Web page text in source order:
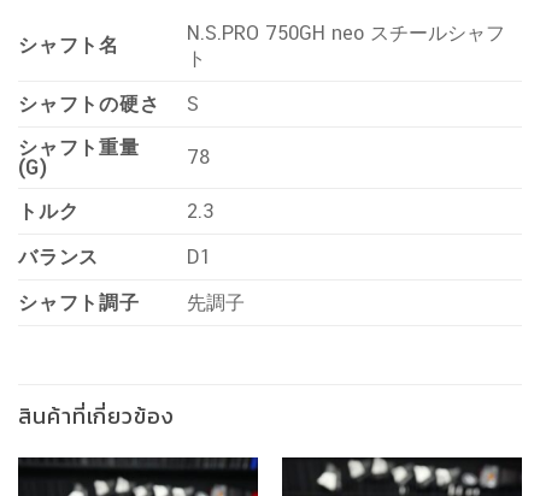
シャフト名
N.S.PRO 750GH neo スチールシャフ
ト
シャフトの硬さ
S
シャフト重量
(G)
78
トルク
2.3
バランス
D1
シャフト調子
先調子
สินค้าที่เกี่ยวข้อง